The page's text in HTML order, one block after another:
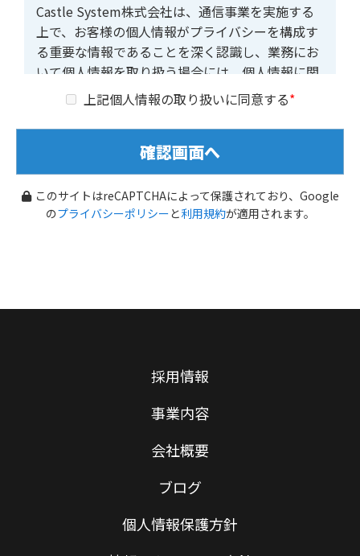
Castle System株式会社は、通信事業を実施する
上で、お客様の個人情報がプライバシーを構成す
る重要な情報であることを深く認識し、業務にお
いて個人情報を取り扱う場合には、個人情報に関
する法令及び個人情報保護のために社内規定を定
め、また、組織体制を整備し、個人情報の適切な
保護に努めることにより、お客様を尊重し、当社
に対する期待と信頼に応えていきます。
個人情報の取得、利用、提供
行います。また、取得した個人情報の目的外利用
私たちは、個人情報に関する法令、国が定める指
針、その他の規範及び社会秩序を遵守し、個人情
報の適切な保護に努めます。
個人情報の適切な管理
不正アクセス、紛失、破壊、改ざん、漏えいなど
上記個人情報の取り扱いに同意する
このサイトはreCAPTCHAによって保護されており、Google
のプライバシーポリシーと利用規約が適用されます。
採用情報
事業内容
会社概要
ブログ
個人情報保護方針